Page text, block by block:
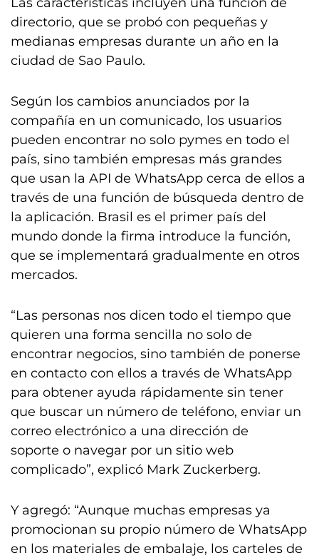
directorio, que se probó con pequeñas y
medianas empresas durante un año en la
ciudad de Sao Paulo.
Según los cambios anunciados por la
compañía en un comunicado, los usuarios
pueden encontrar no solo pymes en todo el
país, sino también empresas más grandes
que usan la API de WhatsApp cerca de ellos a
través de una función de búsqueda dentro de
la aplicación. Brasil es el primer país del
mundo donde la firma introduce la función,
que se implementará gradualmente en otros
mercados.
“Las personas nos dicen todo el tiempo que
quieren una forma sencilla no solo de
encontrar negocios, sino también de ponerse
en contacto con ellos a través de WhatsApp
para obtener ayuda rápidamente sin tener
que buscar un número de teléfono, enviar un
correo electrónico a una dirección de
soporte o navegar por un sitio web
complicado”, explicó Mark Zuckerberg.
Y agregó: “Aunque muchas empresas ya
promocionan su propio número de WhatsApp
en los materiales de embalaje, los carteles de